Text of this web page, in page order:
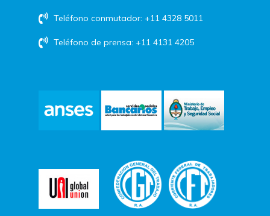
Teléfono conmutador: +11 4328 5011
Teléfono de prensa: +11 4131 4205